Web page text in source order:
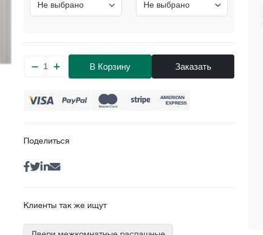
В Корзину Заказать
Поделиться
Клиенты так же ищут